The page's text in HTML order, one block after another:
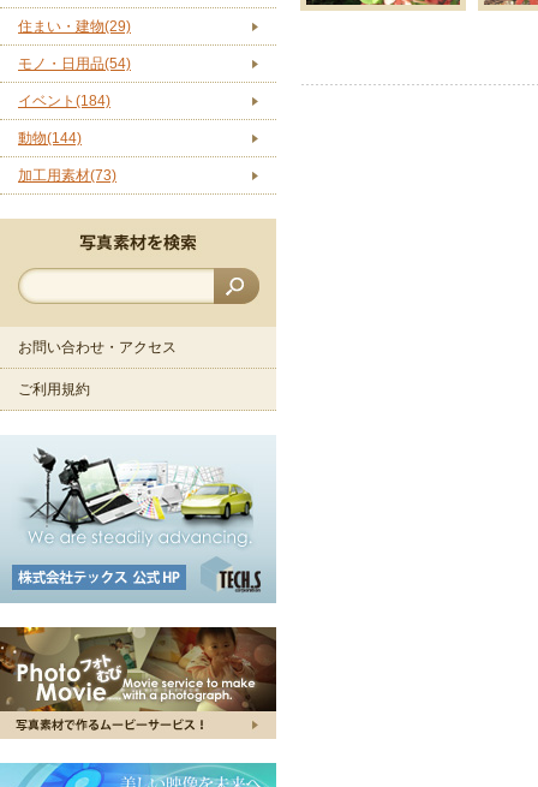
住まい・建物(29)
モノ・日用品(54)
イベント(184)
動物(144)
加工用素材(73)
お問い合わせ・アクセス
ご利用規約